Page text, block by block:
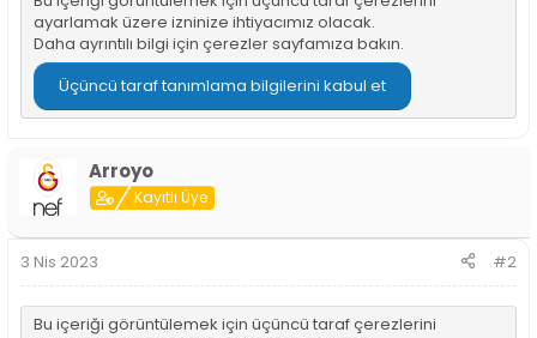
i
ayarlamak üzere izninize ihtiyacımız olacak.
Daha ayrıntılı bilgi için çerezler sayfamıza bakın.
Üçüncü taraf tanımlama bilgilerini kabul et
Arroyo
Kayıtlı Üye
3 Nis 2023 #2
Bu içeriği görüntülemek için üçüncü taraf çerezlerini